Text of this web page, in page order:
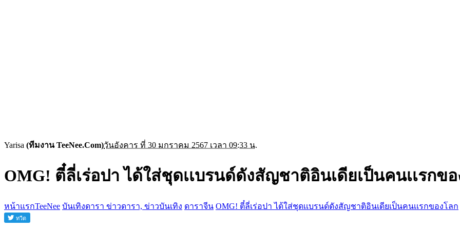
Yarisa (ทีมงาน TeeNee.Com)วันอังคาร ที่ 30 มกราคม 2567 เวลา 09:33 น.
OMG! ตี๋ลี่เร่อปา ได้ใส่ชุดเเบรนด์ดังสัญชาติอินเดียเป็นคนเเรกข
หน้าแรกTeeNee บันเทิงดารา ข่าวดารา, ข่าวบันเทิง ดาราจีน OMG! ตี๋ลี่เร่อปา ได้ใส่ชุดเเบรนด์ดังสัญชาติอินเดียเป็นคนเเรกของโลก